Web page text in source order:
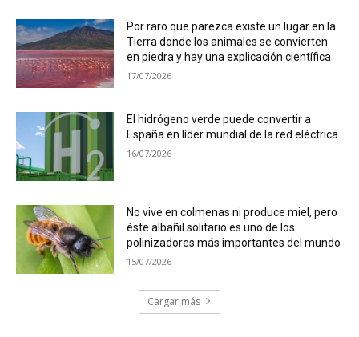
Por raro que parezca existe un lugar en la
Tierra donde los animales se convierten
en piedra y hay una explicación científica
17/07/2026
El hidrógeno verde puede convertir a
España en líder mundial de la red eléctrica
16/07/2026
No vive en colmenas ni produce miel, pero
éste albañil solitario es uno de los
polinizadores más importantes del mundo
15/07/2026
Cargar más